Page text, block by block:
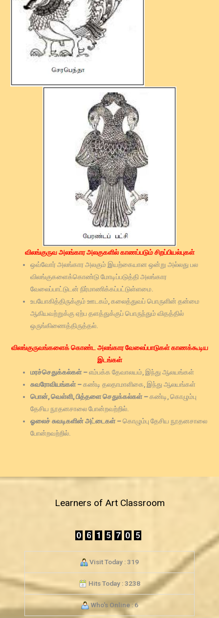
விலங்குருவ அலங்கார அலகுகளில் காணப்படும் சிறப்பியல்புகள்
ஒவ்வோர் அலங்கார அலகும் இயற்கையான ஒன்று அல்லது பல
விலங்குகளைக்கொண்டு மோடிப்படுத்தி அலங்கார
வேலைப்பாட்டுடன் நிர்மாணிக்கப்பட்டுள்ளமை.
உபயோகித்திருக்கும் ஊடகம், கலைத்துவப் பொருளின் தன்மை
ஆகியவற்றுக்கு ஏற்ப தளத்துக்குப் பொருந்தும் விதத்தில்
ஒருங்கிணைத்திருத்தல்.
விலங்குருவங்களைக் கொண்ட அலங்கார வேலைப்பாடுகள் காணக்கூடிய
இடங்கள்
மரச்செதுக்கல்கள் –எம்பக்க தேவாலயம், இந்து ஆலயங்கள்
சுவரோவியங்கள் –கண்டி தலதாமாளிகை, இந்து ஆலயங்கள்
பொன், வெள்ளி, பித்தளை செதுக்கல்கள் –கண்டி, கொழும்பு
தேசிய நூதனசாலை போன்றவற்றில்.
ஓலைச் சுவடிகளின் அட்டைகள் –கொழும்பு தேசிய நூதனசாலை
போன்றவற்றில்.
Learners of Art Classroom
Visit Today : 319
Hits Today : 3238
Who's Online : 6